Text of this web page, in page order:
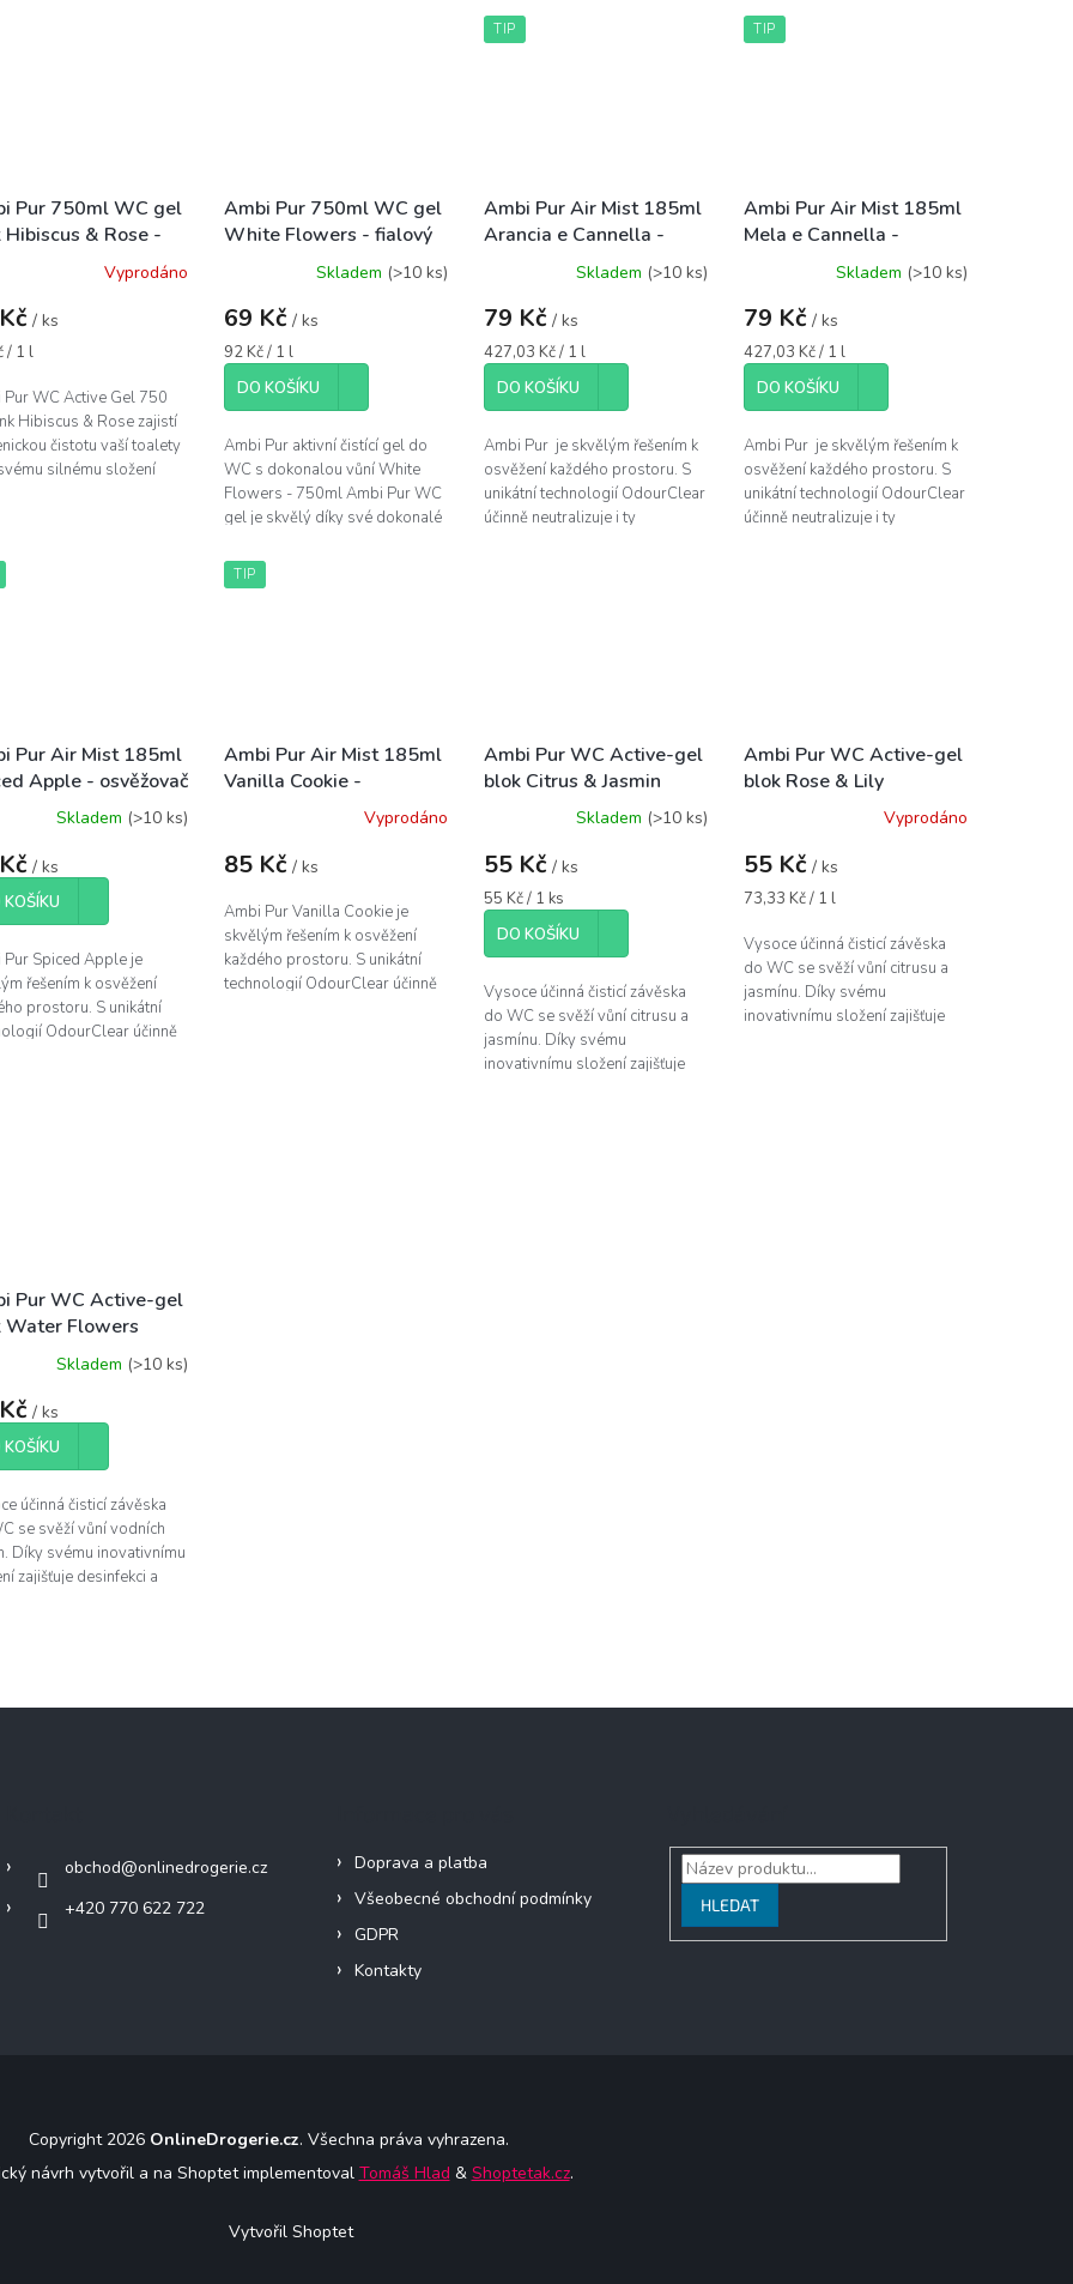
obohacený o vonné oleje,
které...
Pur 750ml WC gel
Hibiscus & Rose -
Vyprodáno
/ ks
/ 1 l
Pur WC Active Gel 750
Hibiscus & Rose zajistí
čistotu vaší toalety
silnému složení
Ambi Pur 750ml WC gel
White Flowers - fialový
Skladem (>10 ks)
69 Kč / ks
Měrná
cena:
92 Kč / 1 l
DO KOŠÍKU
Ambi Pur aktivní čistící gel do
WC s dokonalou vůní White
Flowers - 750ml Ambi Pur WC
gel je skvělý díky své dokonalé
a na toaletě zůstane ještě...
TIP
Ambi Pur Air Mist 185ml
Arancia e Cannella -
osvěžovač vzduchu sprej
Skladem (>10 ks)
79 Kč / ks
Měrná
cena:
427,03 Kč / 1 l
DO KOŠÍKU
Ambi Pur je skvělým řešením k
osvěžení každého prostoru. S
unikátní technologií OdourClear
účinně neutralizuje i ty
TIP
Ambi Pur Air Mist 185ml
Mela e Cannella -
osvěžovač vzduchu sprej
Skladem (>10 ks)
79 Kč / ks
Měrná
cena:
427,03 Kč / 1 l
DO KOŠÍKU
Ambi Pur je skvělým řešením k
osvěžení každého prostoru. S
unikátní technologií OdourClear
účinně neutralizuje i ty
Pur Air Mist 185ml
Apple - osvěžovač
sprej
Skladem (>10 ks)
/ ks
Pur Spiced Apple je
řešením k osvěžení
prostoru. S unikátní
OdourClear účinně
TIP
Ambi Pur Air Mist 185ml
Vanilla Cookie -
osvěžovač vzduchu sprej
Vyprodáno
85 Kč / ks
Ambi Pur Vanilla Cookie je
skvělým řešením k osvěžení
každého prostoru. S unikátní
technologií OdourClear účinně
Ambi Pur WC Active-gel
blok Citrus & Jasmin
Skladem (>10 ks)
55 Kč / ks
Měrná
cena:
55 Kč / 1 ks
DO KOŠÍKU
Vysoce účinná čisticí závěska
do WC se svěží vůní citrusu a
jasmínu. Díky svému
inovativnímu složení zajišťuje
Ambi Pur WC Active-gel
blok Rose & Lily
Vyprodáno
55 Kč / ks
Měrná
73,33 Kč / 1 l
Vysoce účinná čisticí závěska
do WC se svěží vůní citrusu a
jasmínu. Díky svému
inovativnímu složení zajišťuje
Pur WC Active-gel
Water Flowers
Skladem (>10 ks)
/ ks
účinná čisticí závěska
se svěží vůní vodních
Díky svému inovativnímu
zajišťuje desinfekci a
á
v
y
obchod@onlinedrogerie.cz
+420 770 622 722
Doprava a platba
Všeobecné obchodní podmínky
GDPR
Kontakty
HLEDAT
Copyright 2026 OnlineDrogerie.cz. Všechna práva vyhrazena.
návrh vytvořil a na Shoptet implementoval Tomáš Hlad & Shoptetak.cz.
Vytvořil Shoptet